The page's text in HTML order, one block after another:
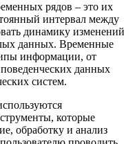
рядов – это их
интервал между
динамику изменений
данных. Временные
информации, от
данных
систем.
которые
обработку и анализ